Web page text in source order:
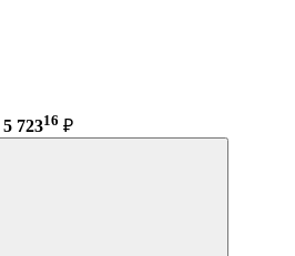
5 72316 ₽